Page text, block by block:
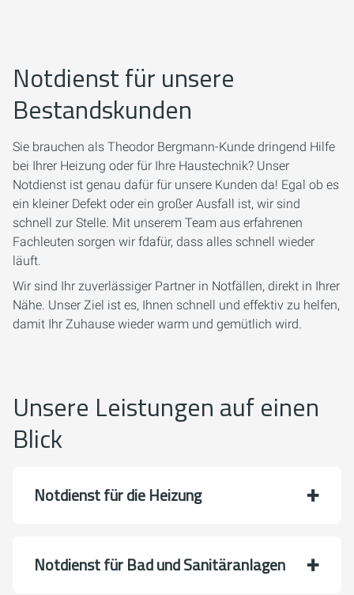
Notdienst für unsere
Bestandskunden
Sie brauchen als Theodor Bergmann-Kunde dringend Hilfe
bei Ihrer Heizung oder für Ihre Haustechnik? Unser
Notdienst ist genau dafür für unsere Kunden da! Egal ob es
ein kleiner Defekt oder ein großer Ausfall ist, wir sind
schnell zur Stelle. Mit unserem Team aus erfahrenen
Fachleuten sorgen wir fdafür, dass alles schnell wieder
läuft.
Wir sind Ihr zuverlässiger Partner in Notfällen, direkt in Ihrer
Nähe. Unser Ziel ist es, Ihnen schnell und effektiv zu helfen,
damit Ihr Zuhause wieder warm und gemütlich wird.
Unsere Leistungen auf einen
Blick
Notdienst für die Heizung
Notdienst für Bad und Sanitäranlagen